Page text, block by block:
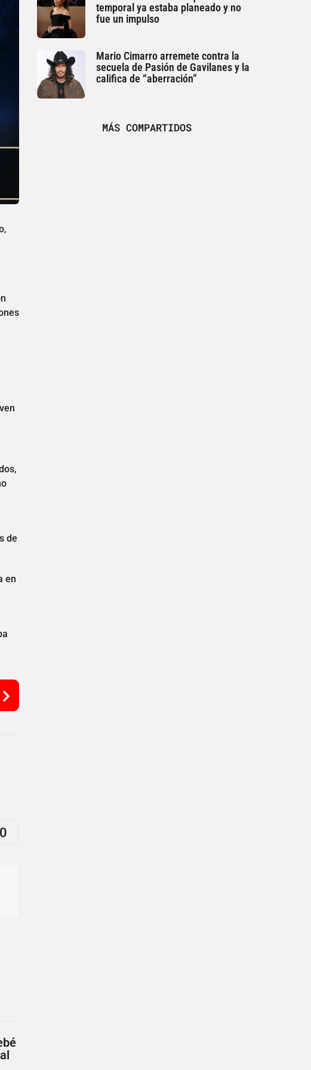
de
en
0
temporal ya estaba planeado y no
fue un impulso
Mario Cimarro arremete contra la
secuela de Pasión de Gavilanes y la
califica de “aberración”
MÁS COMPARTIDOS